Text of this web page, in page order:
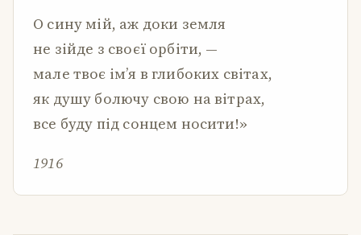
О сину мій, аж доки земля
не зійде з своєї орбіти, —
мале твоє ім’я в глибоких світах,
як душу болючу свою на вітрах,
все буду під сонцем носити!»
1916